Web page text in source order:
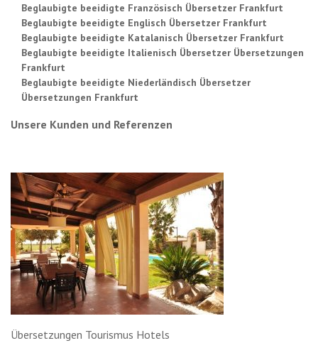
Beglaubigte beeidigte Französisch Übersetzer Frankfurt
Beglaubigte beeidigte Englisch Übersetzer Frankfurt
Beglaubigte beeidigte Katalanisch Übersetzer Frankfurt
Beglaubigte beeidigte Italienisch Übersetzer Übersetzungen
Frankfurt
Beglaubigte beeidigte Niederländisch Übersetzer
Übersetzungen Frankfurt
Unsere Kunden und Referenzen
Übersetzungen Tourismus Hotels